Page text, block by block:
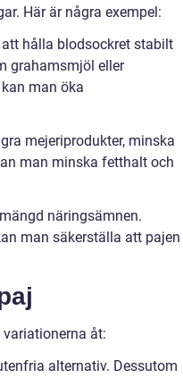
Här är några exempel:
hålla blodsockret stabilt
grahamsmjöl eller
man öka
mejeriprodukter, minska
man minska fetthalt och
näringsämnen.
man säkerställa att pajen
åt:
alternativ. Dessutom